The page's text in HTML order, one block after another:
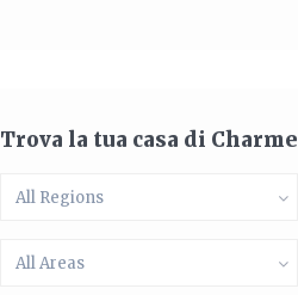
Trova la tua casa di Charme
All Regions
All Areas